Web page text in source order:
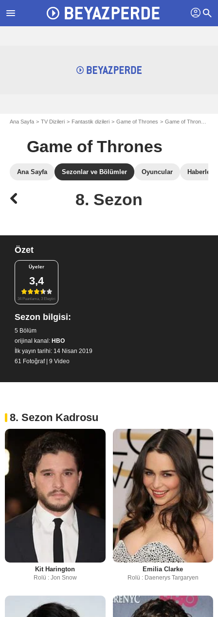
menu profil search
Ana Sayfa TV Dizileri Fantastik dizileri Game of Thrones Game of Thrones bölüm özetleri
Game of Thrones
Ana Sayfa Sezonlar ve Bölümler Oyuncular Haberler
8. Sezon
Özet
Üyeler
3,4
34 Puanlama, 3 Eleştiri
Sezon bilgisi:
5 Bölüm
orijinal kanal: HBO
İlk yayın tarihi: 14 Nisan 2019
61 Fotoğraf| 9 Video
8. Sezon Kadrosu
Kit Harington
Rolü : Jon Snow
Emilia Clarke
Rolü : Daenerys Targaryen